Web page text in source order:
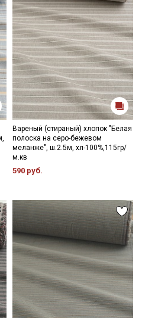
Вареный (стираный) хлопок "Белая
полоска на серо-бежевом
меланже", ш.2.5м, хл-100%,115гр/
м.кв
590 руб.
обработки персональных
обработку персональных
рекламных и